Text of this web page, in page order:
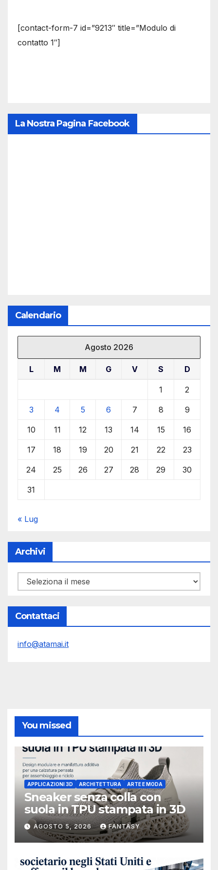
[contact-form-7 id=”9213″ title=”Modulo di
contatto 1″]
La Nostra Pagina Facebook
Calendario
Agosto 2026
L M M G V S D
1 2
3 4 5 6 7 8 9
10 11 12 13 14 15 16
17 18 19 20 21 22 23
24 25 26 27 28 29 30
31
« Lug
Archivi
Archivi
Contattaci
info@atamai.it
You missed
APPLICAZIONI 3D ARCHITETTURA ARTE E MODA
Sneaker senza colla con
suola in TPU stampata in 3D
AGOSTO 5, 2026 FANTASY